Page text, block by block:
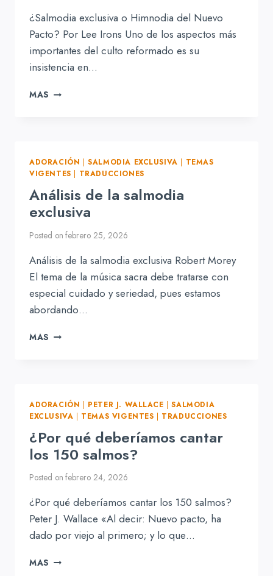
¿Salmodia exclusiva o Himnodia del Nuevo
Pacto? Por Lee Irons Uno de los aspectos más
importantes del culto reformado es su
insistencia en…
MAS ¿SALMODIA
NUEVO
PACTO?
ADORACIÓN |SALMODIA EXCLUSIVA | TEMAS
VIGENTES | TRADUCCIONES
Análisis de la salmodia
exclusiva
Posted on febrero 25, 2026
Análisis de la salmodia exclusiva Robert Morey
El tema de la música sacra debe tratarse con
especial cuidado y seriedad, pues estamos
abordando…
MAS ANÁLISIS
ADORACIÓN | PETER J. WALLACE |SALMODIA
EXCLUSIVA | TEMAS VIGENTES | TRADUCCIONES
¿Por qué deberíamos cantar
los 150 salmos?
Posted on febrero 24, 2026
¿Por qué deberíamos cantar los 150 salmos?
Peter J. Wallace «Al decir: Nuevo pacto, ha
dado por viejo al primero; y lo que…
MAS ¿POR